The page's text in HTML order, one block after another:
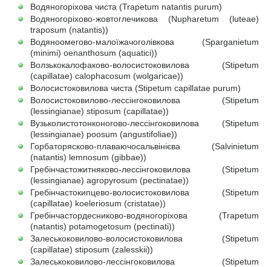
Водяногоріхова чиста (Trapetum natantis purum)
Водяногоріхово-жовтоглечикова (Nupharetum (luteae)
traposum (natantis))
Водяноомегово-малоїжачоголівкова (Sparganietum
(minimi) oenanthosum (aquatici))
Волзькокалофаково-волосистоковилова (Stipetum
(capillatae) calophacosum (wolgaricae))
Волосистоковилова чиста (Stipetum capillatae purum)
Волосистоковилово-лессінгоковилова (Stipetum
(lessingianae) stiposum (capillatae))
Вузьколистотонконогово-лессінгоковилова (Stipetum
(lessingianae) poosum (angustifoliae))
Горбаторясково-плаваючосальвінієва (Salvinietum
(natantis) lemnosum (gibbae))
Гребінчастожитняково-лессінгоковилова (Stipetum
(lessingianae) agropyrosum (pectinatae))
Гребінчастокипцево-волосистоковилова (Stipetum
(capillatae) koeleriosum (cristatae))
Гребінчастордесниково-водяногоріхова (Trapetum
(natantis) potamogetosum (pectinati))
Залеськоковилово-волосистоковилова (Stipetum
(capillatae) stiposum (zalesskii))
Залеськоковилово-лессінгоковилова (Stipetum